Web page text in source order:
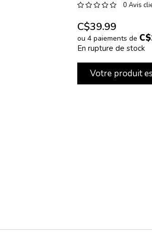
0 Avis
C$39.99
ou 4 paiements de
En rupture de stock
Votre produit